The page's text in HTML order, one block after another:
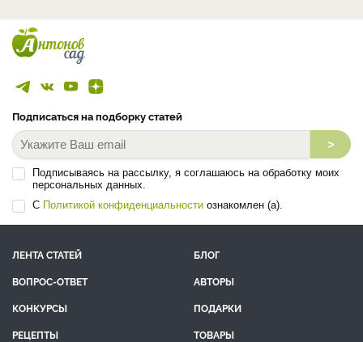
Подписаться на подборку статей
>
Подписываясь на рассылку, я соглашаюсь на обработку моих
персональных данных.
С Политикой конфиденциальности ознакомлен (а).
ЛЕНТА СТАТЕЙ
БЛОГ
ВОПРОС-ОТВЕТ
АВТОРЫ
КОНКУРСЫ
ПОДАРКИ
РЕЦЕПТЫ
ТОВАРЫ